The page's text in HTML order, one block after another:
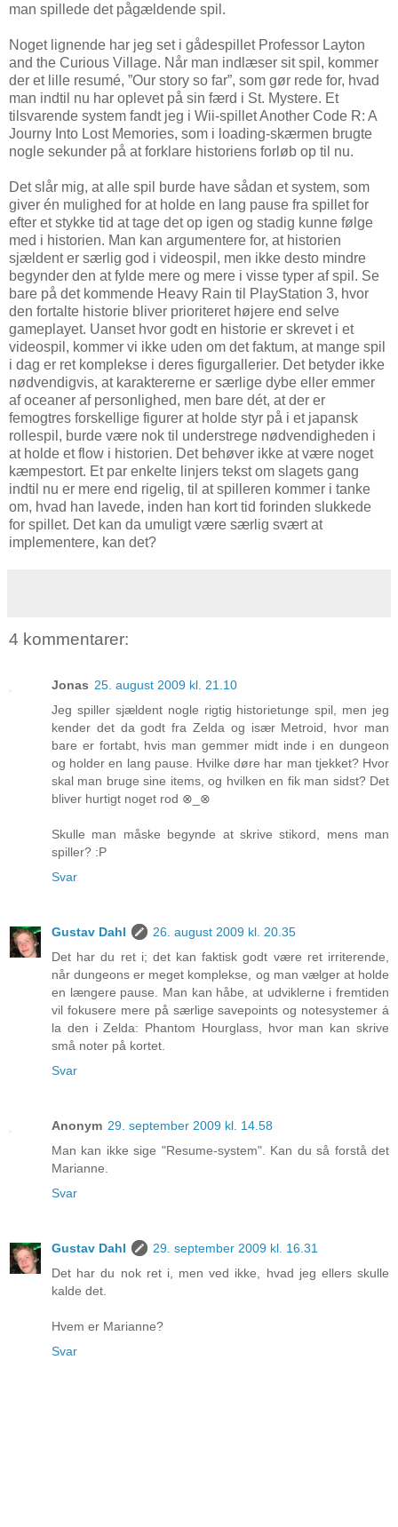
man spillede det pågældende spil.
Noget lignende har jeg set i gådespillet Professor Layton
and the Curious Village. Når man indlæser sit spil, kommer
der et lille resumé, ”Our story so far”, som gør rede for, hvad
man indtil nu har oplevet på sin færd i St. Mystere. Et
tilsvarende system fandt jeg i Wii-spillet Another Code R: A
Journy Into Lost Memories, som i loading-skærmen brugte
nogle sekunder på at forklare historiens forløb op til nu.
Det slår mig, at alle spil burde have sådan et system, som
giver én mulighed for at holde en lang pause fra spillet for
efter et stykke tid at tage det op igen og stadig kunne følge
med i historien. Man kan argumentere for, at historien
sjældent er særlig god i videospil, men ikke desto mindre
begynder den at fylde mere og mere i visse typer af spil. Se
bare på det kommende Heavy Rain til PlayStation 3, hvor
den fortalte historie bliver prioriteret højere end selve
gameplayet. Uanset hvor godt en historie er skrevet i et
videospil, kommer vi ikke uden om det faktum, at mange spil
i dag er ret komplekse i deres figurgallerier. Det betyder ikke
nødvendigvis, at karaktererne er særlige dybe eller emmer
af oceaner af personlighed, men bare dét, at der er
femogtres forskellige figurer at holde styr på i et japansk
rollespil, burde være nok til understrege nødvendigheden i
at holde et flow i historien. Det behøver ikke at være noget
kæmpestort. Et par enkelte linjers tekst om slagets gang
indtil nu er mere end rigelig, til at spilleren kommer i tanke
om, hvad han lavede, inden han kort tid forinden slukkede
for spillet. Det kan da umuligt være særlig svært at
implementere, kan det?
4 kommentarer:
Jonas 25. august 2009 kl. 21.10
Jeg spiller sjældent nogle rigtig historietunge spil, men jeg
kender det da godt fra Zelda og især Metroid, hvor man
bare er fortabt, hvis man gemmer midt inde i en dungeon
og holder en lang pause. Hvilke døre har man tjekket? Hvor
skal man bruge sine items, og hvilken en fik man sidst? Det
bliver hurtigt noget rod ⊗_⊗
Skulle man måske begynde at skrive stikord, mens man
spiller? :P
Svar
Gustav Dahl
26. august 2009 kl. 20.35
Det har du ret i; det kan faktisk godt være ret irriterende,
når dungeons er meget komplekse, og man vælger at holde
en længere pause. Man kan håbe, at udviklerne i fremtiden
vil fokusere mere på særlige savepoints og notesystemer á
la den i Zelda: Phantom Hourglass, hvor man kan skrive
små noter på kortet.
Svar
Anonym 29. september 2009 kl. 14.58
Man kan ikke sige "Resume-system". Kan du så forstå det
Marianne.
Svar
Gustav Dahl
29. september 2009 kl. 16.31
Det har du nok ret i, men ved ikke, hvad jeg ellers skulle
kalde det.
Hvem er Marianne?
Svar